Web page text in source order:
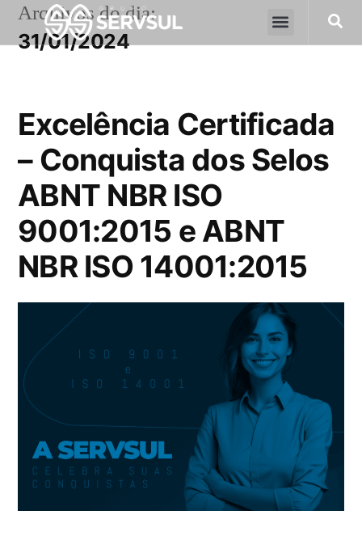
Arquivos do dia:
31/01/2024
Excelência Certificada
– Conquista dos Selos
ABNT NBR ISO
9001:2015 e ABNT
NBR ISO 14001:2015